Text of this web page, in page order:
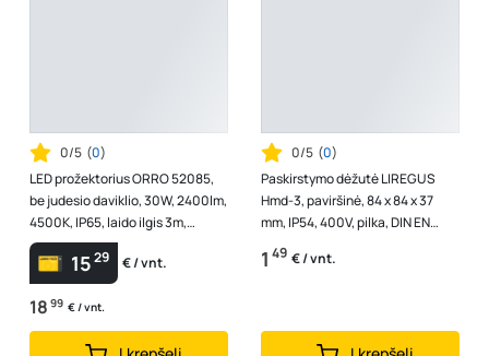
0/5 (0)
LED prožektorius ORRO 52085,
be judesio daviklio, 30W, 2400lm,
4500K, IP65, laido ilgis 3m,
A170830077
1529 € / vnt.
18 99 € / vnt.
0/5 (0)
Paskirstymo dėžutė LIREGUS
Hmd-3, paviršinė, 84 x 84 x 37
mm, IP54, 400V, pilka, DIN EN
60670
1 49 € / vnt.